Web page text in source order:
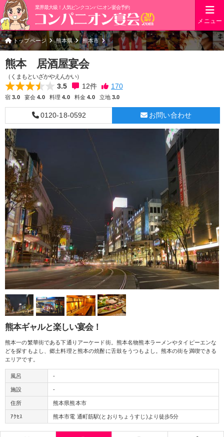
業界最大級！人気ピンクコンパニオン宴会予約
メニュー
トップページ 熊本県 熊本市
熊本 居酒屋宴会
（くまもといざかやえんかい）
3.5 12件
宿3.0 宴会4.0 料理4.0 料金4.0 立地3.0
0120-18-0592 お問い合わせ
熊本ギャルと楽しい宴会！
熊本一の繁華街である下通りアーケード街。熊本名物熊本ラーメンやタイピーエンな
どを探すもよし、郷土料理と熊本の焼酎に舌鼓をうつもよし。熊本の街を満喫できる
エリアです。
風呂 -
施設 -
住所 熊本県熊本市
ｱｸｾｽ 熊本市電 通町筋駅(とおりちょうすじ)より徒歩5分